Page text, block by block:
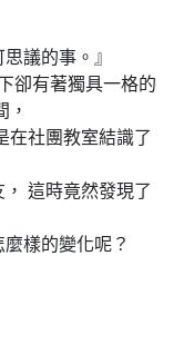
議的事。』
卻有著獨具一格的
，
在社團教室結識了
這時竟然發現了
樣的變化呢？